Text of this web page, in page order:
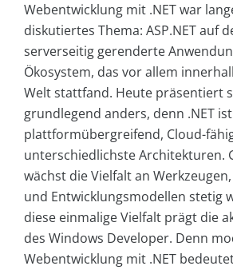
Webentwicklung mit .NET war
diskutiertes Thema: ASP.NET auf
serverseitig gerenderte
Ökosystem, das vor allem
Welt stattfand. Heute präsentiert
grundlegend anders, denn .NET ist
plattformübergreifend, Cloud-
unterschiedlichste Architekturen.
wächst die Vielfalt an
und Entwicklungsmodellen stetig
diese einmalige Vielfalt prägt die
des Windows Developer. Denn
Webentwicklung mit .NET